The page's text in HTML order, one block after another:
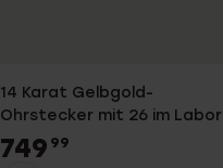
14 Karat Gelbgold-
Ohrstecker mit 26 im Labor
gezüchteten Diamanten,
0,50 ct, für Damen
749 99